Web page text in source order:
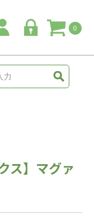
0
ス】マグァ